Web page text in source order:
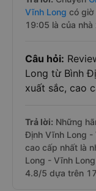
Vĩnh Long có giờ
19:05 là của nhà
Câu hỏi:
Long từ Bình
xuất sắc, cao
Trả lời: Những
Định Vĩnh Long -
cao cấp nhất là
Long - Vĩnh
4.8/5 dựa trên